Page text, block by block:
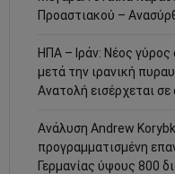
Προαστιακού –
ΗΠΑ – Ιράν: Νέος
μετά την ιρανική
Ανατολή εισέρχεται
Ανάλυση Andrew
προγραμματισμένη
Γερμανίας ύψους 800